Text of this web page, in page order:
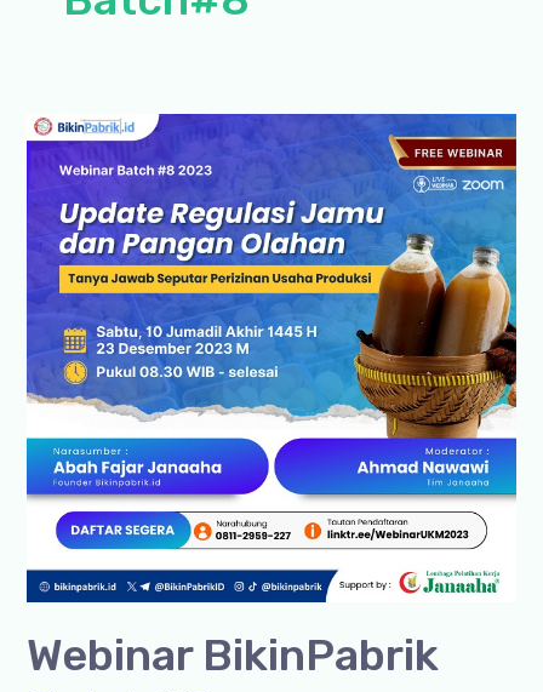
Webinar BikinPabrik